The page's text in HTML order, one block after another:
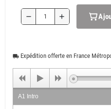
remove add
local_shipping Expédition offerte en France
A1 Intro